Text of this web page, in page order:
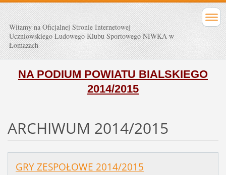
Witamy na Oficjalnej Stronie Internetowej
Uczniowskiego Ludowego Klubu Sportowego NIWKA w
Łomazach
NA PODIUM POWIATU BIALSKIEGO
2014/2015
ARCHIWUM 2014/2015
GRY ZESPOŁOWE 2014/2015